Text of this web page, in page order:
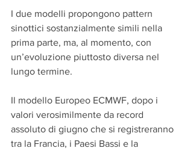
I due modelli propongono pattern
sinottici sostanzialmente simili nella
prima parte, ma, al momento, con
un’evoluzione piuttosto diversa nel
lungo termine.
Il modello Europeo ECMWF, dopo i
valori verosimilmente da record
assoluto di giugno che si registreranno
tra la Francia, i Paesi Bassi e la